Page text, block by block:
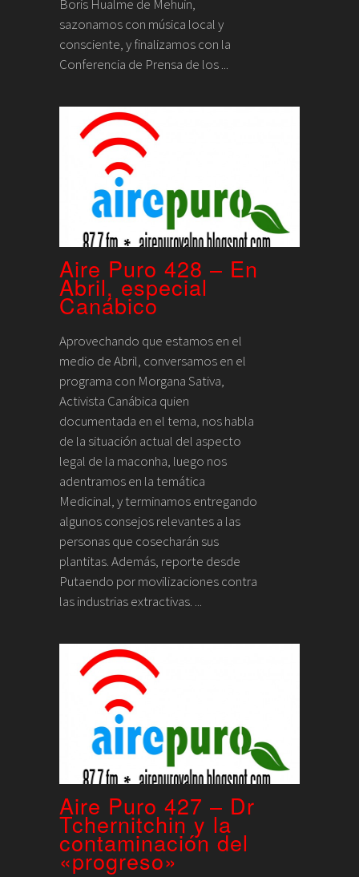
Boris Hualme de Mehuin,
sazonamos con música local y
consciente, y finalizamos con la
Conferencia de Prensa de los ...
Aire Puro 428 – En
Abril, especial
Canábico
Aprovechando que estamos en el
medio de Abril, conversamos en el
programa con Morgana Sativa,
Activista Canábica quien
documentada en el tema, nos habla
de la situación actual del aspecto
legal de la maconha, luego nos
adentramos en la temática
Medicinal, y terminamos entregando
algunos consejos relevantes a las
personas que cosecharán sus
plantitas. Además, reporte desde
Putaendo por movilizaciones contra
las industrias extractivas. ...
Aire Puro 427 – Dr
Tchernitchin y la
contaminación del
«progreso»